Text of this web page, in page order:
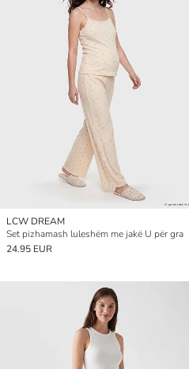
LCW DREAM
Set pizhamash luleshëm me jakë U për gra
24.95 EUR